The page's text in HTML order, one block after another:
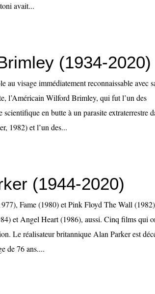
avait...
(1934-2020)
au visage immédiatement reconnaissable avec
l’Américain Wilford Brimley, qui fut l’un des
scientifique en butte à un parasite extraterrestre
1982) et l’un des...
(1944-2020)
Fame (1980) et Pink Floyd The Wall
et Angel Heart (1986), aussi. Cinq films qui
Le réalisateur britannique Alan Parker est
de 76 ans....